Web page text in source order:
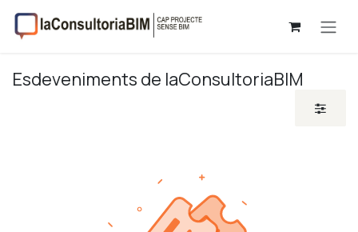
Skip to Content
Esdeveniments de laConsultoriaBIM